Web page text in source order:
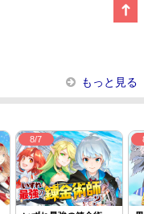
もっと見る
8/7